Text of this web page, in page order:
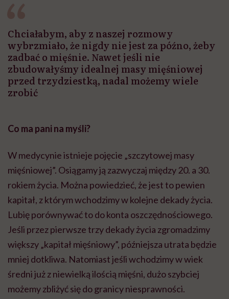
Chciałabym, aby z naszej rozmowy
wybrzmiało, że nigdy nie jest za późno, żeby
zadbać o mięśnie. Nawet jeśli nie
zbudowałyśmy idealnej masy mięśniowej
przed trzydziestką, nadal możemy wiele
zrobić
Co ma pani na myśli?
W medycynie istnieje pojęcie „szczytowej masy
mięśniowej”. Osiągamy ją zazwyczaj między 20. a 30.
rokiem życia. Można powiedzieć, że jest to pewien
kapitał, z którym wchodzimy w kolejne dekady życia.
Lubię porównywać to do konta oszczędnościowego.
Jeśli przez pierwsze trzy dekady życia zgromadzimy
większy „kapitał mięśniowy”, późniejsza utrata będzie
mniej dotkliwa. Natomiast jeśli wchodzimy w wiek
średni już z niewielką ilością mięśni, dużo szybciej
możemy zbliżyć się do granicy niesprawności.